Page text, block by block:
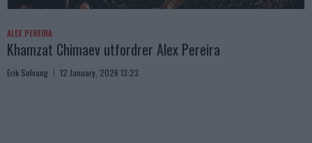
ALEX PEREIRA
Khamzat Chimaev utfordrer Alex Pereira
Erik Solvang 12 January, 2026 13:23